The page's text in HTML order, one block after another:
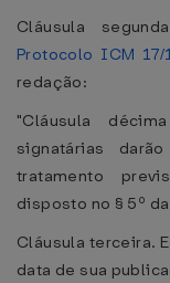
Cláusula
Protocolo ICM 17/
redação:
"Cláusula
signatárias
tratamento
disposto no § 5º
Cláusula terceira.
data de sua